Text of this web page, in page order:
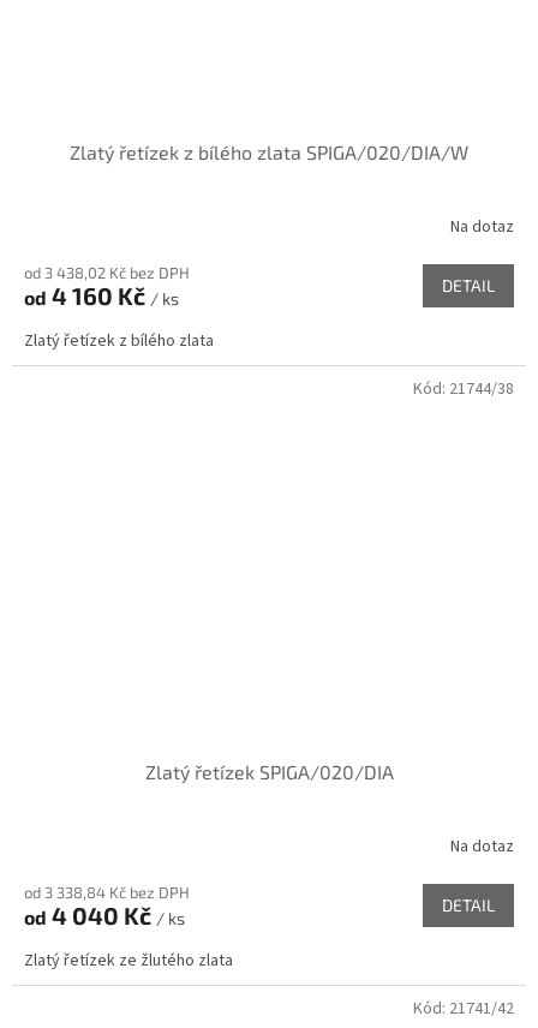
Zlatý řetízek z bílého zlata SPIGA/020/DIA/W
Na dotaz
od 3 438,02 Kč bez DPH
od 4 160 Kč / ks
DETAIL
Zlatý řetízek z bílého zlata
Zlatý řetízek SPIGA/020/DIA
Na dotaz
od 3 338,84 Kč bez DPH
od 4 040 Kč / ks
DETAIL
Zlatý řetízek ze žlutého zlata
Kód: 21744/38
Kód: 21741/42